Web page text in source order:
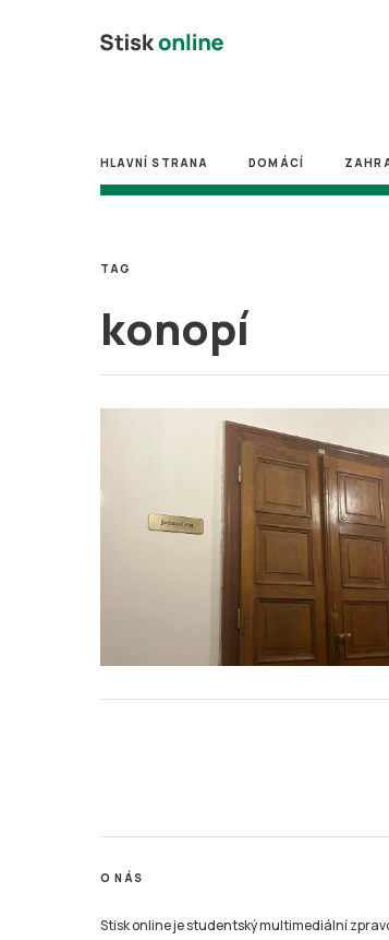
HLAVNÍ STRANA DOMÁCÍ
konopí
TAG
O NÁS
Stisk online je studentský multimediální